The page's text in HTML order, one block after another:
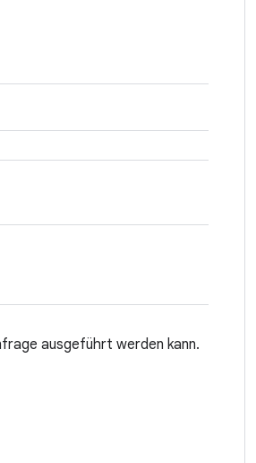
ausgeführt werden kann.